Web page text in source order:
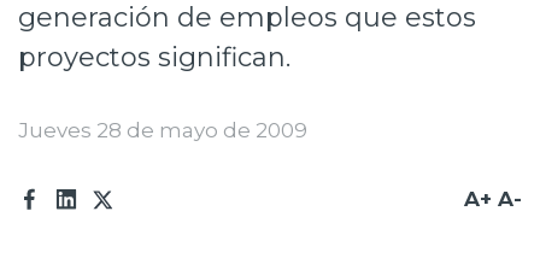
generación de empleos que estos
proyectos significan.
Jueves 28 de mayo de 2009
A+ A-